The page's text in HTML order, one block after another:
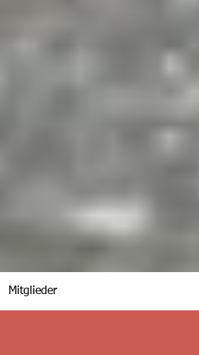
Mitglieder